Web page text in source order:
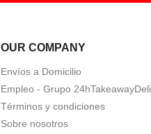
OUR COMPANY
Envíos a Domicilio
Empleo - Grupo
Términos y condiciones
Sobre nosotros